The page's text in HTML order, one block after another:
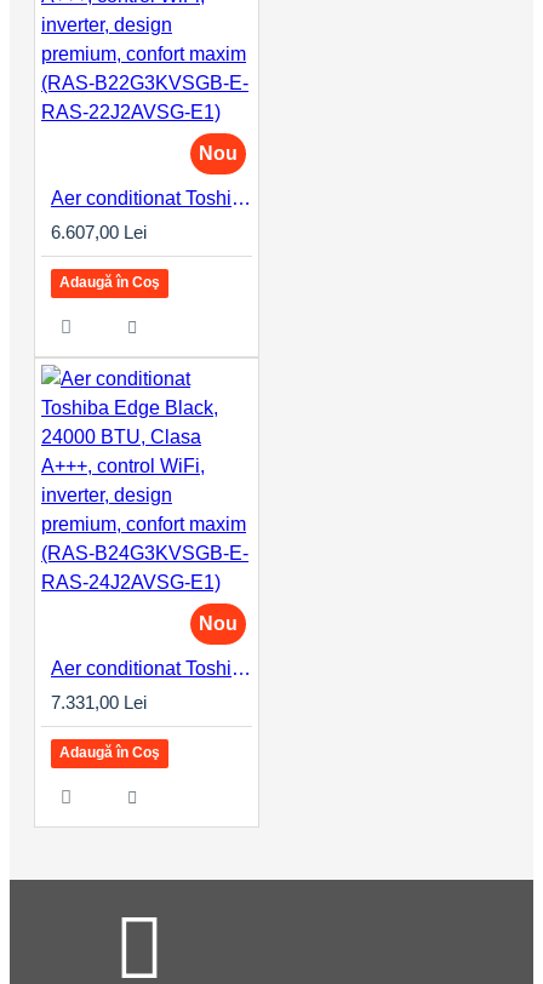
Nou
Aer conditionat Toshiba Edge Black, 22000 BTU, Clasa A+++, control WiFi, inverter, design premium, confort maxim (RAS-B22G3KVSGB-E-RAS-22J2AVSG-E1)
6.607,00 Lei
Adaugă în Coş
Nou
Aer conditionat Toshiba Edge Black, 24000 BTU, Clasa A+++, control WiFi, inverter, design premium, confort maxim (RAS-B24G3KVSGB-E-RAS-24J2AVSG-E1)
7.331,00 Lei
Adaugă în Coş